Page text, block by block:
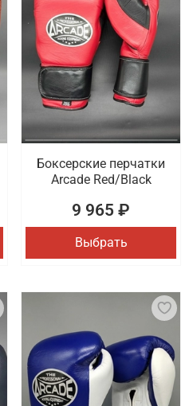
Боксерские перчатки
Arcade Red/Black
9 965 ₽
Выбрать